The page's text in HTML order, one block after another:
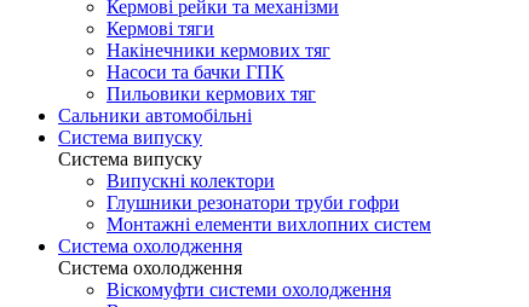
Кермові рейки та механізми
Кермові тяги
Накінечники кермових тяг
Насоси та бачки ГПК
Пильовики кермових тяг
Сальники автомобільні
Система випуску
Система випуску
Випускні колектори
Глушники резонатори труби гофри
Монтажні елементи вихлопних систем
Система охолодження
Система охолодження
Віскомуфти системи охолодження